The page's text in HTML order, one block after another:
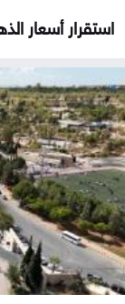
استقرار أسعار